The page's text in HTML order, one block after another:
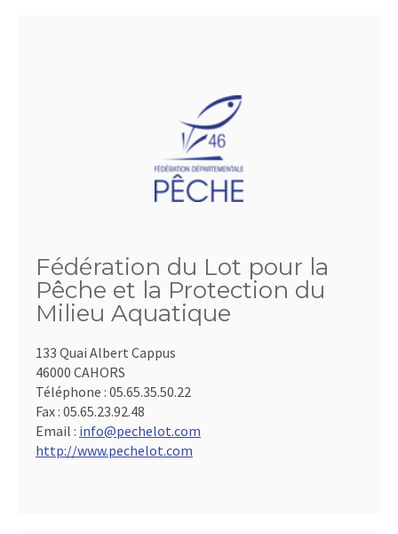
Fédération du Lot pour la
Pêche et la Protection du
Milieu Aquatique
133 Quai Albert Cappus
46000 CAHORS
Téléphone : 05.65.35.50.22
Fax : 05.65.23.92.48
Email : info@pechelot.com
http://www.pechelot.com